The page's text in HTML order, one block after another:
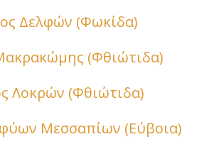
Δελφών (Φωκίδα)
(Φθιώτιδα)
Λοκρών (Φθιώτιδα)
Μεσσαπίων (Εύβοια)